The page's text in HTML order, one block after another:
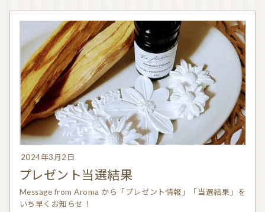
2024年3月2日
プレゼント当選結果
Message from Aroma から「プレゼント情報」「当選結果」を
いち早くお知らせ！